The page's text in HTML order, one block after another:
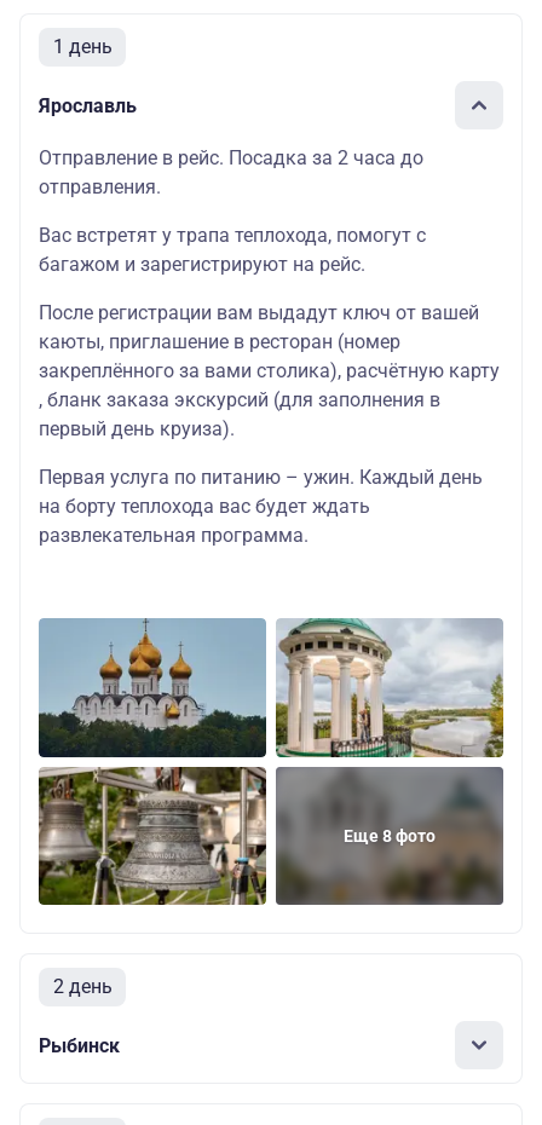
1 день
Ярославль
Отправление в рейс. Посадка за 2 часа до
отправления.
Вас встретят у трапа теплохода, помогут с
багажом и зарегистрируют на рейс.
После регистрации вам выдадут ключ от вашей
каюты, приглашение в ресторан (номер
закреплённого за вами столика), расчётную карту
, бланк заказа экскурсий (для заполнения в
первый день круиза).
Первая услуга по питанию – ужин. Каждый день
на борту теплохода вас будет ждать
развлекательная программа.
Еще 8 фото
2 день
Рыбинск